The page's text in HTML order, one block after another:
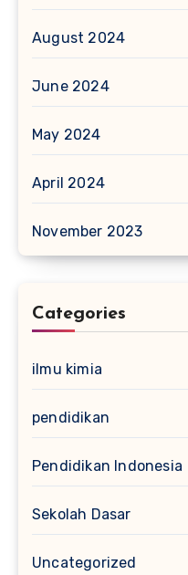
August 2024
June 2024
May 2024
April 2024
November 2023
Categories
ilmu kimia
pendidikan
Pendidikan Indonesia
Sekolah Dasar
Uncategorized